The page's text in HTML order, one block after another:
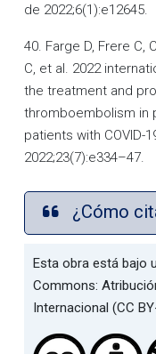
de 2022;6(1):e12645.
40. Farge D, Frere C,
C, et al. 2022
the treatment and
thromboembolism in
patients with COVID-
2022;23(7):e334–47.
¿Cómo
Esta obra está bajo
Commons:
Internacional (CC